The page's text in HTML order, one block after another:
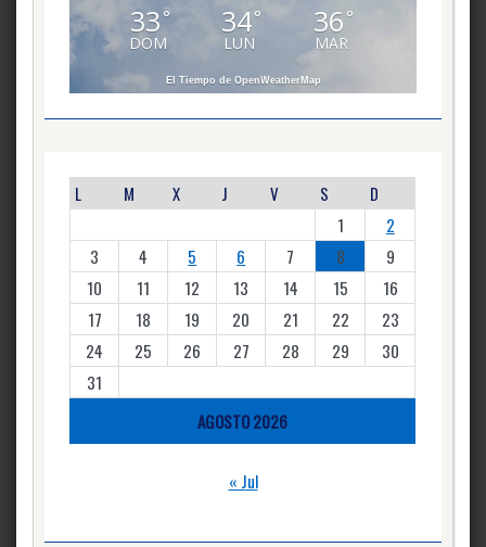
33 °
DOM
34°
LUN
36 °
MAR
El Tiempo de OpenWeatherMap
AGOSTO 2026
L M X J V S
D
1
2
3
4 5 6 7 8
9
10
11 12 13 14 15
16
17
18 19 20 21 22
23
24
25 26 27 28 29
30
31
« Jul